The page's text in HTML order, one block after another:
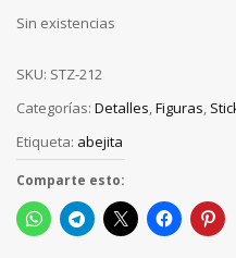
Sin existencias
SKU: STZ-212
Categorías: Detalles,Figuras,
Etiqueta: abejita
Comparte esto: